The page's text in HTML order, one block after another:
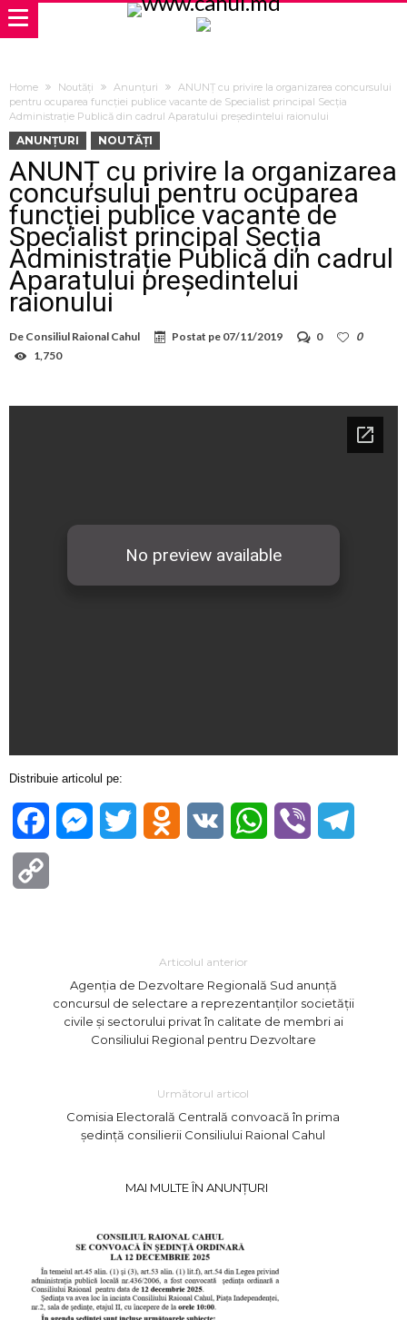
Home Noutăți Anunțuri
ANUNȚ cu privire la organizarea concursului
pentru ocuparea funcției publice vacante de Specialist principal Secția
Administrație Publică din cadrul Aparatului președintelui raionului
ANUNȚURI NOUTĂȚI
ANUNȚ cu privire la organizarea
concursului pentru ocuparea
funcției publice vacante de
Specialist principal Secția
Administrație Publică din cadrul
Aparatului președintelui
raionului
De Consiliul Raional Cahul Postat pe 07/11/2019 0
0
1,750
Distribuie articolul pe:
FacebookMessenger
Twitter Odnoklassniki
VK WhatsApp
Viber
Articolul anterior
Agenția de Dezvoltare Regională Sud anunță
concursul de selectare a reprezentanților societății
civile și sectorului privat în calitate de membri ai
Consiliului Regional pentru Dezvoltare
Următorul articol
Comisia Electorală Centrală convoacă în prima
ședință consilierii Consiliului Raional Cahul
MAI MULTE ÎN ANUNȚURI